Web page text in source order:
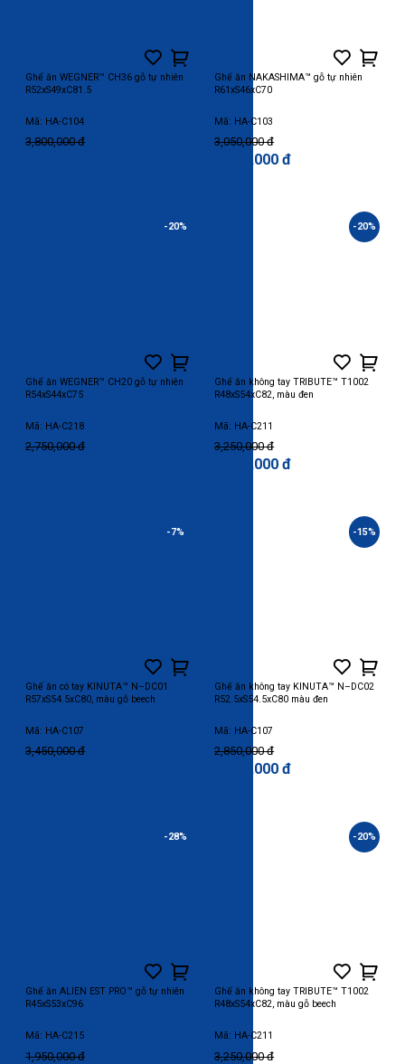
Ghế ăn WEGNER™ CH36 gỗ tự nhiên
R52xS49xC81.5
Mã: HA-C104
3,800,000 đ
Ghế ăn NAKASHIMA™ gỗ tự nhiên
R61xS46xC70
Mã: HA-C103
3,050,000 đ
2,440,000 đ
-20%
Ghế ăn WEGNER™ CH20 gỗ tự nhiên
R54xS44xC75
Mã: HA-C218
2,750,000 đ
-20%
Ghế ăn không tay TRIBUTE™ T1002
R48xS54xC82, màu đen
Mã: HA-C211
3,250,000 đ
2,600,000 đ
-7%
Ghế ăn có tay KINUTA™ N–DC01
R57xS54.5xC80, màu gỗ beech
Mã: HA-C107
3,450,000 đ
-15%
Ghế ăn không tay KINUTA™ N–DC02
R52.5xS54.5xC80 màu đen
Mã: HA-C107
2,850,000 đ
2,400,000 đ
-28%
Ghế ăn ALIEN EST PRO™ gỗ tự nhiên
R45xS53xC96
Mã: HA-C215
1,950,000 đ
-20%
Ghế ăn không tay TRIBUTE™ T1002
R48xS54xC82, màu gỗ beech
Mã: HA-C211
3,250,000 đ